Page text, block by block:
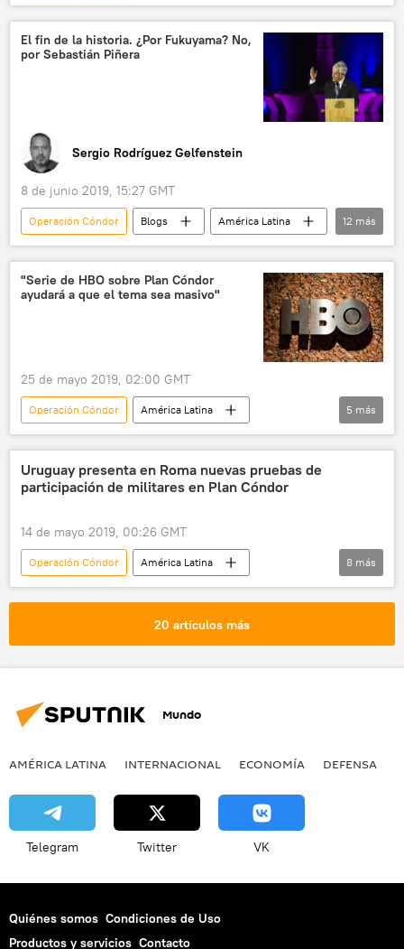
dictadura
América del Sur
El fin de la historia. ¿Por Fukuyama? No,
por Sebastián Piñera
Sergio Rodríguez Gelfenstein
8 de junio 2019, 15:27 GMT
Operación Cóndor Blogs
América Latina
Internacional
Salvador Allende
Chile
Sebastián Piñera
historia
dictadura
Augusto Pinochet
12 más
"Serie de HBO sobre Plan Cóndor
ayudará a que el tema sea masivo"
25 de mayo 2019, 02:00 GMT
Operación Cóndor
América Latina
Internacional
HBO
🎭 Arte y cultura
sociedad
noticias
5 más
Uruguay presenta en Roma nuevas pruebas de
participación de militares en Plan Cóndor
14 de mayo 2019, 00:26 GMT
Operación Cóndor
América Latina
Internacional
🌍 Europa
Uruguay
dictadura
crímenes de lesa humanidad
noticias
8 más
20 artículos más
Mundo
AMÉRICA LATINA INTERNACIONAL ECONOMÍA DEFENSA
Telegram Twitter VK
Quiénes somos Condiciones de Uso
Productos y servicios Contacto